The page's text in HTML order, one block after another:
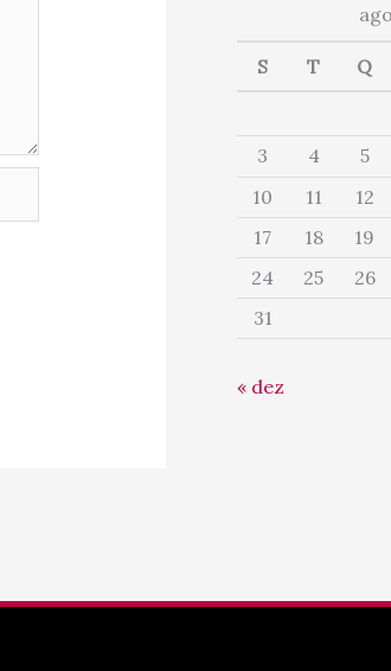
S T Q
3
4 5
10
11 12
17
18 19
24
25 26
31
« dez